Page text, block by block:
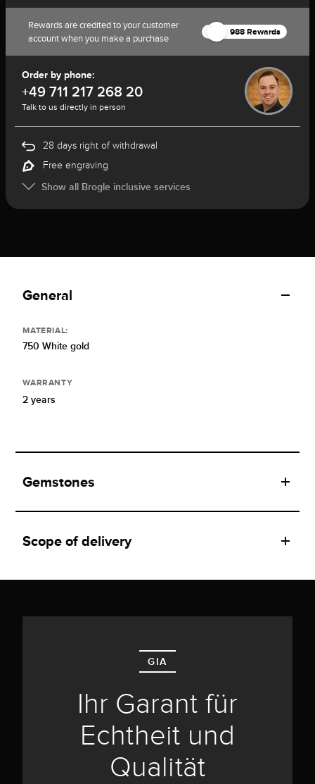
Rewards are credited to your customer
account when you make a purchase
988 Rewards
Order by phone:
+49 711 217 268 20
Talk to us directly in person
28 days right of withdrawal
Free engraving
Show all Brogle inclusive services
General
MATERIAL:
750 White gold
WARRANTY
2 years
Gemstones
Scope of delivery
GIA
Ihr Garant für
Echtheit und
Qualität